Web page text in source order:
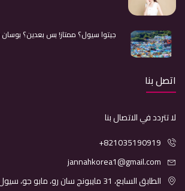
جيتوا سيول؟ ممتاز! بس بعدين؟ بوسان
اتصل بنا
لا تتردد في الاتصال بنا
+821035190919
jannahkorea1@gmail.com
الطابق السابع، 31 مايبونج سان رو، مابو جو، سيول